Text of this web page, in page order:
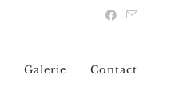
Galerie Contact